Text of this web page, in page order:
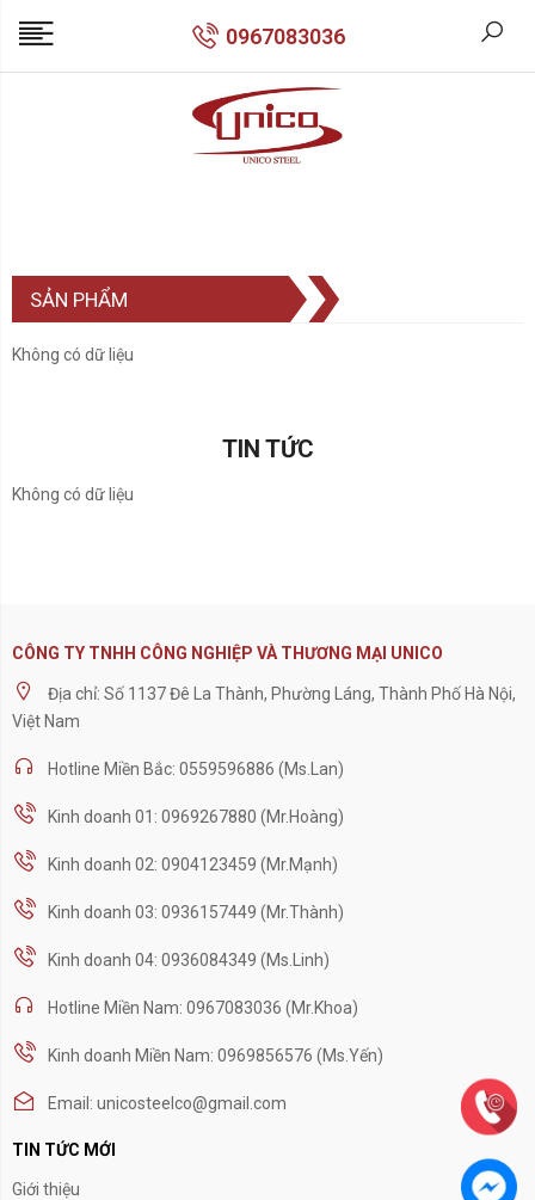
0967083036
SẢN PHẨM
Không có dữ liệu
TIN TỨC
Không có dữ liệu
CÔNG TY TNHH CÔNG NGHIỆP VÀ THƯƠNG MẠI UNICO
Địa chỉ: Số 1137 Đê La Thành, Phường Láng, Thành Phố Hà Nội,
Việt Nam
Hotline Miền Bắc: 0559596886 (Ms.Lan)
Kinh doanh 01: 0969267880 (Mr.Hoàng)
Kinh doanh 02: 0904123459 (Mr.Mạnh)
Kinh doanh 03: 0936157449 (Mr.Thành)
Kinh doanh 04: 0936084349 (Ms.Linh)
Hotline Miền Nam: 0967083036 (Mr.Khoa)
Kinh doanh Miền Nam: 0969856576 (Ms.Yến)
Email: unicosteelco@gmail.com
TIN TỨC MỚI
Giới thiệu